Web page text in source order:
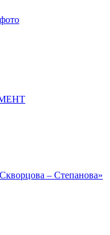
– Степанова»